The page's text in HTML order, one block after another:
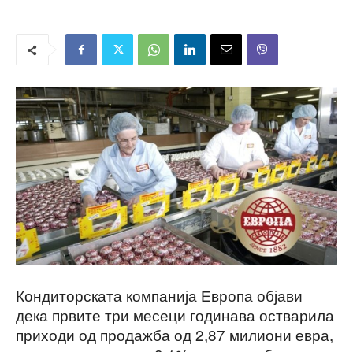
Кондиторската компанија Европа објави
дека првите три месеци годинава остварила
приходи од продажба од 2,87 милиони евра,